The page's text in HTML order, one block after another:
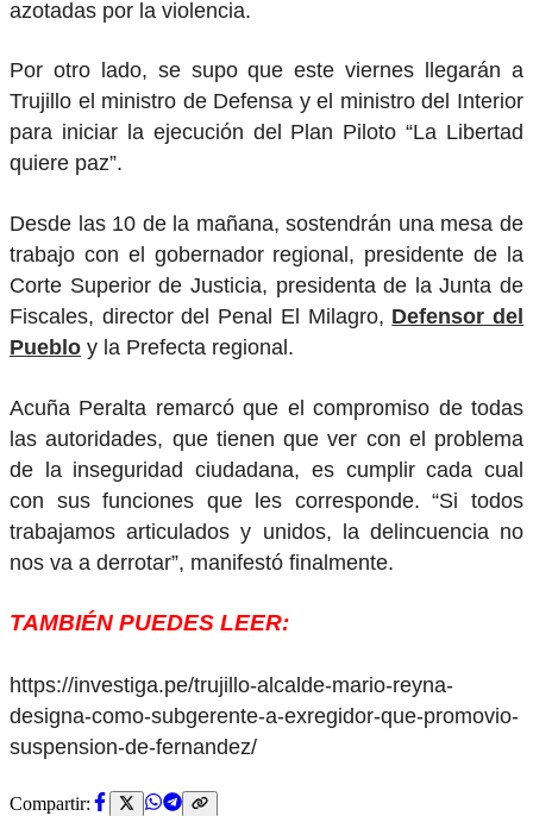
azotadas por la violencia.
Por otro lado, se supo que este viernes llegarán a
Trujillo el ministro de Defensa y el ministro del Interior
para iniciar la ejecución del Plan Piloto “La Libertad
quiere paz”.
Desde las 10 de la mañana, sostendrán una mesa de
trabajo con el gobernador regional, presidente de la
Corte Superior de Justicia, presidenta de la Junta de
Fiscales, director del Penal El Milagro, Defensor del
Pueblo y la Prefecta regional.
Acuña Peralta remarcó que el compromiso de todas
las autoridades, que tienen que ver con el problema
de la inseguridad ciudadana, es cumplir cada cual
con sus funciones que les corresponde. “Si todos
trabajamos articulados y unidos, la delincuencia no
nos va a derrotar”, manifestó finalmente.
TAMBIÉN PUEDES LEER:
https://investiga.pe/trujillo-alcalde-mario-reyna-
designa-como-subgerente-a-exregidor-que-promovio-
suspension-de-fernandez/
Compartir: